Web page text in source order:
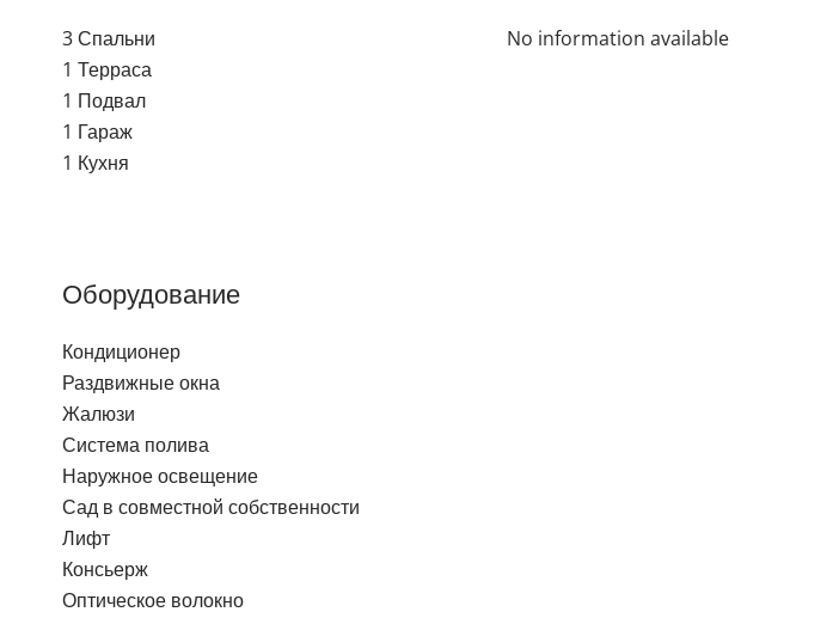
3 Спальни
1 Терраса
1 Подвал
1 Гараж
1 Кухня
No information available
Оборудование
Кондиционер
Раздвижные окна
Жалюзи
Система полива
Наружное освещение
Сад в совместной собственности
Лифт
Консьерж
Оптическое волокно